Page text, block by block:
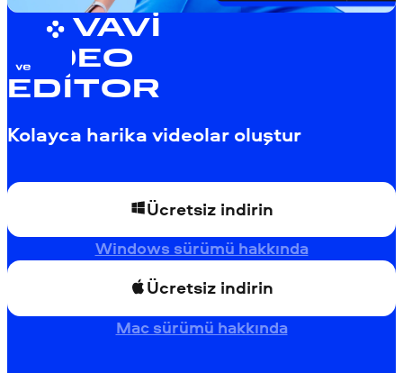
MOVAVI
VIDEO
EDITOR
Kolayca harika videolar oluştur
Ücretsiz indirin
Windows sürümü hakkında
Ücretsiz indirin
Mac sürümü hakkında